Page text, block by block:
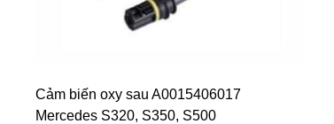
Cảm biến oxy sau A0015406017
Mercedes S320, S350, S500